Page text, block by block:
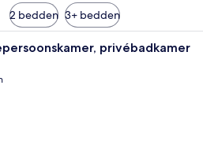
2 bedden 3+ bedden
Een bureau, een strijkplank/
privébadkamer